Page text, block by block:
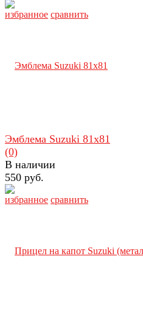
избранное сравнить
избранное сравнить
Эмблема Suzuki 81x81
(0)
В наличии
550 руб.